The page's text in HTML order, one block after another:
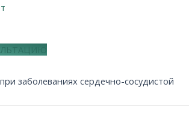
заболеваниях сердечно-сосудистой